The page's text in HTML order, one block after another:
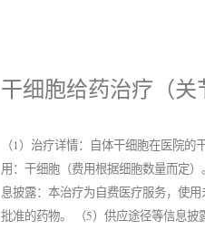
干细胞给药治疗（关
（1）治疗详情：自体干细胞在医院
用：干细胞（费用根据细胞数量而定
息披露：本治疗为自费医疗服务，使
批准的药物。 （5）供应途径等信息